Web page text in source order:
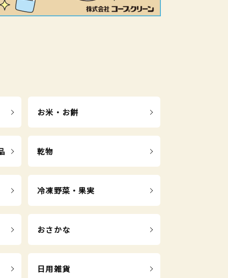
お米・お餅
乾物
冷凍野菜・果実
おさかな
日用雑貨